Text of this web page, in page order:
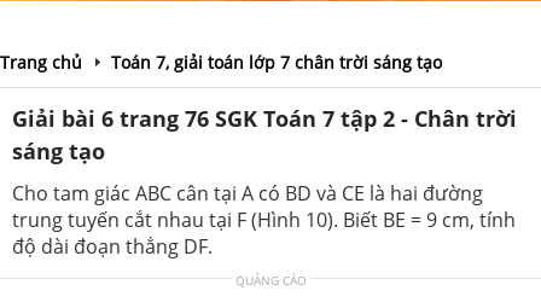
Trang chủ Toán 7, giải toán lớp 7 chân trời sáng tạo
Giải bài 6 trang 76 SGK Toán 7 tập 2 - Chân trời
sáng tạo
Cho tam giác ABC cân tại A có BD và CE là hai đường
trung tuyến cắt nhau tại F (Hình 10). Biết BE = 9 cm, tính
độ dài đoạn thẳng DF.
QUẢNG CÁO